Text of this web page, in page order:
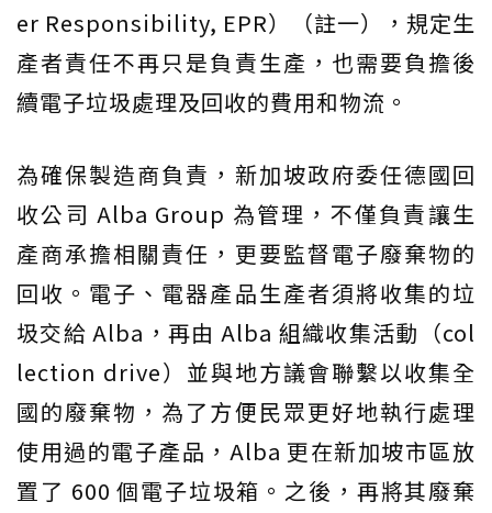
er Responsibility, EPR）（註一），規定生
產者責任不再只是負責生產，也需要負擔後
續電子垃圾處理及回收的費用和物流。
為確保製造商負責，新加坡政府委任德國回
收公司 Alba Group 為管理，不僅負責讓生
產商承擔相關責任，更要監督電子廢棄物的
回收。電子、電器產品生產者須將收集的垃
圾交給 Alba，再由 Alba 組織收集活動（col
lection drive）並與地方議會聯繫以收集全
國的廢棄物，為了方便民眾更好地執行處理
使用過的電子產品，Alba 更在新加坡市區放
置了 600 個電子垃圾箱。之後，再將其廢棄